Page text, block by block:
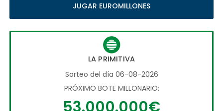
JUGAR EUROMILLONES
LA PRIMITIVA
Sorteo del día 06-08-2026
PRÓXIMO BOTE MILLONARIO: